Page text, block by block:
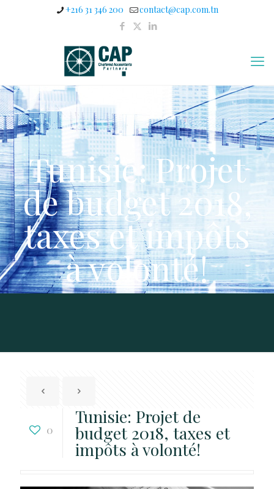
+216 31 346 200 contact@cap.com.tn
Tunisie: Projet
de budget 2018,
taxes et impôts
à volonté!
0
Tunisie: Projet de
budget 2018, taxes et
impôts à volonté!